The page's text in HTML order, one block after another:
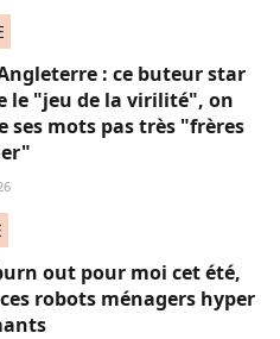
: ce buteur star
le "jeu de la virilité", on
ses mots pas très "frères
out pour moi cet été,
robots ménagers hyper